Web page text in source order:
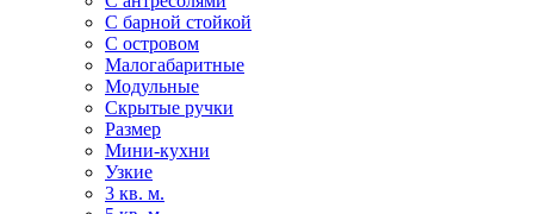
С барной стойкой
С островом
Малогабаритные
Модульные
Скрытые ручки
Размер
Мини-кухни
Узкие
3 кв. м.